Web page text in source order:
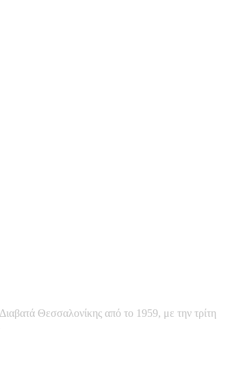
Θεσσαλονίκης από το 1959, με την τρίτη